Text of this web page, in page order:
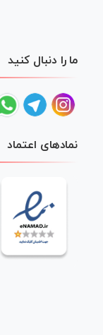
ما را دنبال کنید
نمادهای اعتماد